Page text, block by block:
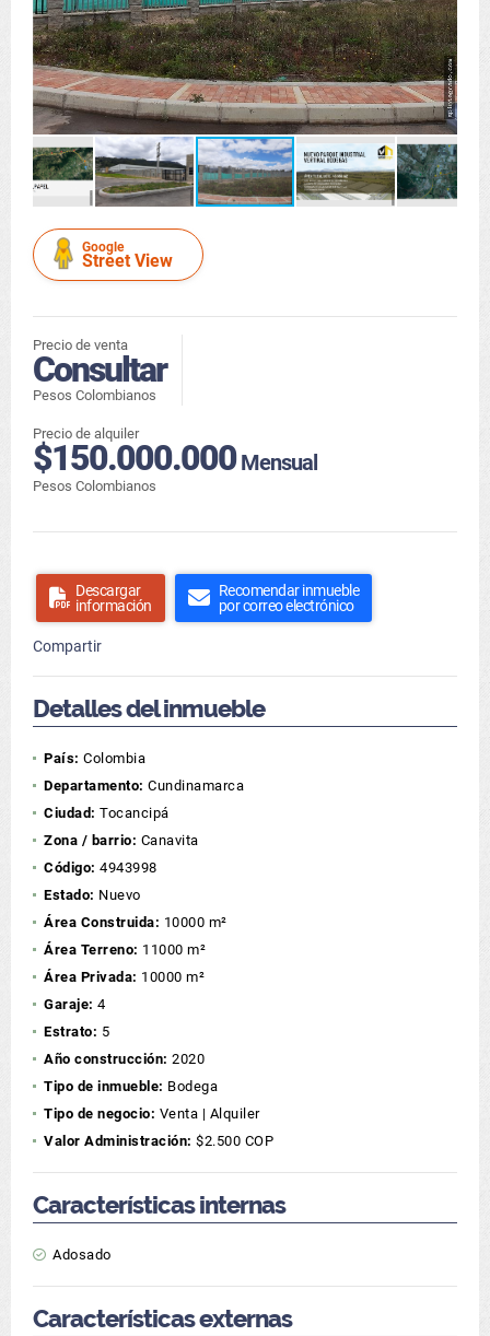
Google
Street View
Precio de venta
Consultar
Pesos Colombianos
Precio de alquiler
$150.000.000Mensual
Pesos Colombianos
Descargar
información
Recomendar inmueble
por correo electrónico
Compartir
Detalles del inmueble
País: Colombia
Departamento: Cundinamarca
Ciudad: Tocancipá
Zona / barrio: Canavita
Código: 4943998
Estado: Nuevo
Área Construida: 10000 m²
Área Terreno: 11000 m²
Área Privada: 10000 m²
Garaje: 4
Estrato: 5
Año construcción: 2020
Tipo de inmueble: Bodega
Tipo de negocio: Venta | Alquiler
Valor Administración: $2.500 COP
Características internas
Adosado
Características externas